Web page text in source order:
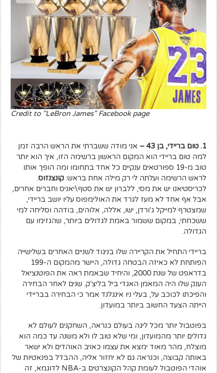
Credit to "LeBron James" Facebook page
1. טום בריידי, בן 43 –
אני מודה ששברתי את הראש הרבה זמן
למה טום בריידי הוא המקום הראשון ברשימה הזו, איך הוא יותר
טוב מ-19 ספורטאים ענקיים כל אחד בתחומו ומה הופך אותו
לראש הרשימה ועלתה לי רק מילה אחת בראש:קונצנזוס.
לכריסטיאנו יש את מסי, ללברון יש את סטף\יאניס וחברים אחרים,
אבל אף אחד לא מעז לגרד את האולימפוס עליו יושב בריידי,
שמצטרף למייקל ג'ורדן, ישו, אללה, אלוהים, בודהה וסליחה למי
ששכחתי, במקום ששמור באמת לגדולים ביותר, שהגזימו עם
הגדולה.
בריידי התחיל את הקריירה שלו בניגוד לשניים האחרים בשלישייה
הפותחת לא כאיזה הבטחה גדולה, היישר מהמקום ה-199
בדראפט של שנת 2000, והיחיד שבאמת ראה את הפוטנציאל
הענק שלו היה המאמן האגדי ביל בליצ'ק. שנים לאחר הבחירה
והפיכתו לכוכב על, בעלי ניו אינגלנד אמר כי הבחירה בבריידי
הייתה הצעד החשוב ביותר במועדון.
בפוטבול יותר מכל ליגה בעולם כנראה, השחקנים לעולם לא
גדולים יותר מהמועדון, ומי שלא טוב לו ולא משנה עד כמה הוא
מוצלח, מהר מאוד ימצא את עצמו כאויב האוהדים ולא ישאר
באותה קבוצה, וכנראה גם לא יחזור אליה, ההבדל בפנאטיות של
אוהדי הפוטבול לעומת קהל הקונצרטים ב-NBA לדוגמא, זה